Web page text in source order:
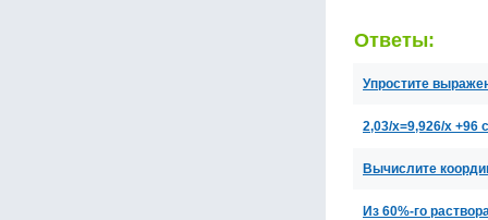
Ответы:
Упростите
2,03/х=9,926/х +96
Вычислите
Из 60%-го